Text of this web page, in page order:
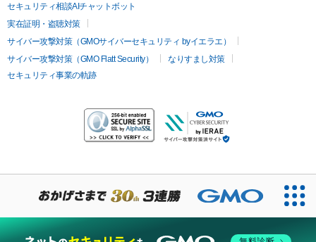
セキュリティ相談AIチャットボット
実在証明・盗聴対策
サイバー攻撃対策（GMOサイバーセキュリティ byイエラエ）
サイバー攻撃対策（GMO Flatt Security）
なりすまし対策
セキュリティ事業の軌跡